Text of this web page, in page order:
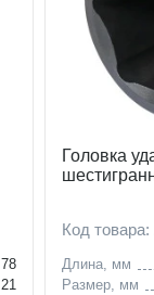
78
21
Головка
Код товара:
Длина, мм
Размер, мм